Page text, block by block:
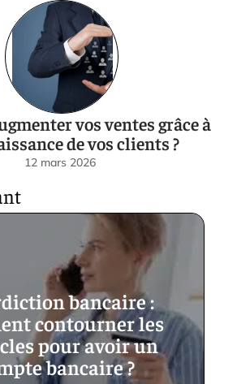
vos ventes grâce à
de vos clients ?
12 mars 2026
bancaire :
contourner les
pour avoir un
bancaire ?